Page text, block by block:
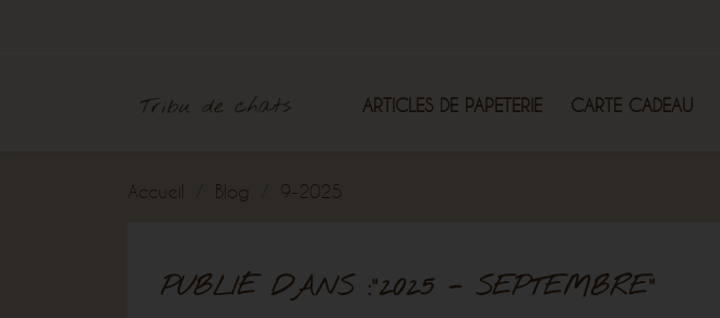
ARTICLES DE PAPETERIE CARTE CADEAU
Accueil Blog 9-2025
PUBLIÉ DANS :"2025 - SEPTEMBRE"